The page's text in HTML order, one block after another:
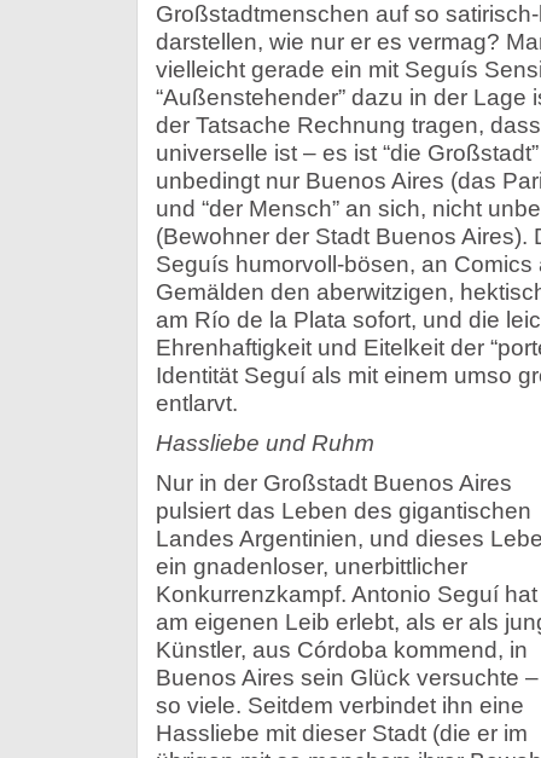
Großstadtmenschen auf so
darstellen, wie nur er es vermag?
vielleicht gerade ein mit Seguís
“Außenstehender” dazu in der Lage
der Tatsache Rechnung tragen,
universelle ist – es ist “die
unbedingt nur Buenos Aires (das
und “der Mensch” an sich, nicht
(Bewohner der Stadt Buenos Aires).
Seguís humorvoll-bösen, an
Gemälden den aberwitzigen,
am Río de la Plata sofort, und die
Ehrenhaftigkeit und Eitelkeit der
Identität Seguí als mit einem umso
entlarvt.
Hassliebe und Ruhm
Nur in der Großstadt Buenos Aires
pulsiert das Leben des gigantischen
Landes Argentinien, und dieses
ein gnadenloser, unerbittlicher
Konkurrenzkampf. Antonio Seguí
am eigenen Leib erlebt, als er als
Künstler, aus Córdoba kommend, in
Buenos Aires sein Glück versuchte
so viele. Seitdem verbindet ihn eine
Hassliebe mit dieser Stadt (die er im